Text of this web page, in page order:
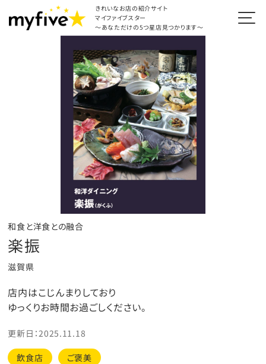
きれいなお店の紹介サイト
マイファイブスター
～あなただけの5つ星店見つかります～
和食と洋食との融合
楽振
滋賀県
店内はこじんまりしており
ゆっくりお時間お過ごしください。
更新日：2025.11.18
飲食店 ご褒美